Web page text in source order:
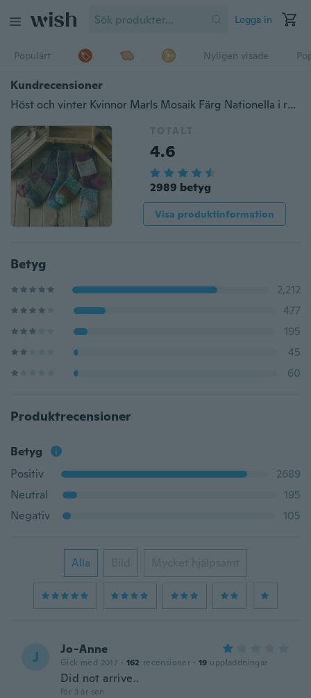
Logga in
Populärt Nyligen visade
Kundrecensioner
Höst och vinter Kvinnor Marls Mosaik Färg Nationella i rör Bomull Herr Strumpor
TOTALT
4.6
2989 betyg
Visa produktinformation
Betyg
2,212
477
195
45
60
Produktrecensioner
Betyg
Positiv
2689
Neutral
195
Negativ
105
Alla Bild Mycket hjälpsamt
J Jo-Anne
Gick med 2017 · 162 recensioner · 19 uppladdningar
Did not arrive..
för 3 år sen